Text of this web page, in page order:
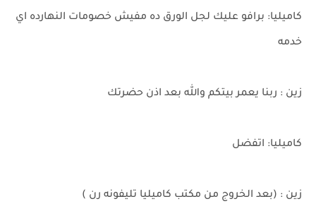
كاميليا: برافو عليك لجل الورق ده مفيش خصومات النهارده اي
خدمه
زين : ربنا يعمر بيتكم والله بعد اذن حضرتك
كاميليا: اتفضل
زين : (بعد الخروج من مكتب كاميليا تليفونه رن )